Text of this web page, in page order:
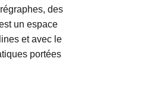
des
un espace
et avec le
portées